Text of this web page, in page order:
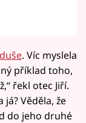
. Víc myslela
příklad toho,
řekl otec Jiří.
Věděla, že
do jeho druhé